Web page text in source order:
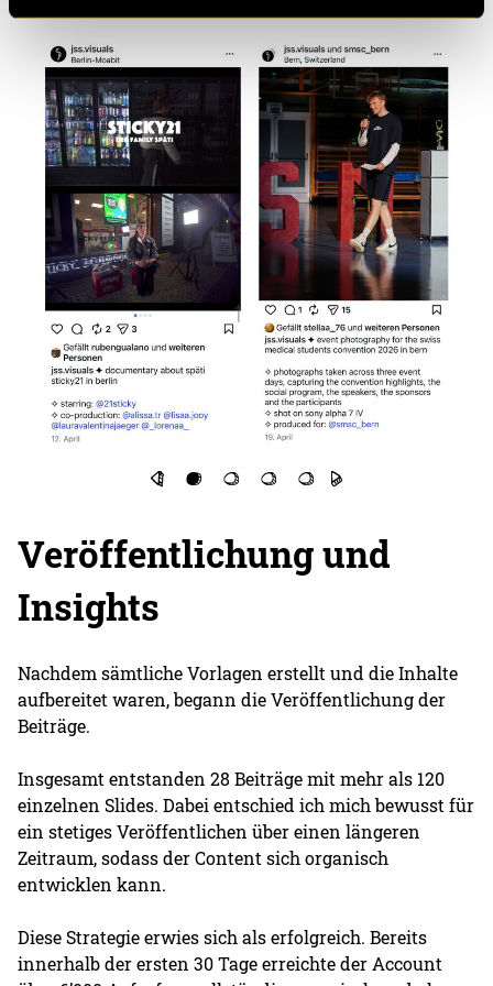
Veröffentlichung und
Insights
Nachdem sämtliche Vorlagen erstellt und die Inhalte
aufbereitet waren, begann die Veröffentlichung der
Beiträge.
Insgesamt entstanden 28 Beiträge mit mehr als 120
einzelnen Slides. Dabei entschied ich mich bewusst für
ein stetiges Veröffentlichen über einen längeren
Zeitraum, sodass der Content sich organisch
entwicklen kann.
Diese Strategie erwies sich als erfolgreich. Bereits
innerhalb der ersten 30 Tage erreichte der Account